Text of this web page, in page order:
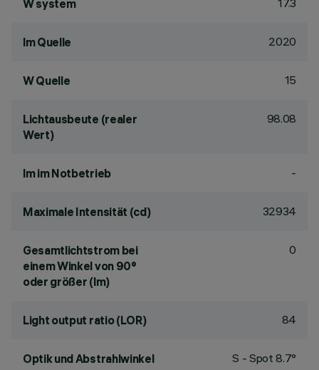
W system 17.3
lm Quelle 2020
W Quelle 15
Lichtausbeute (realer
Wert)
98.08
lm im Notbetrieb -
Maximale Intensität (cd) 32934
Gesamtlichtstrom bei
einem Winkel von 90°
oder größer (lm)
0
Light output ratio (LOR) 84
Optik und Abstrahlwinkel S - Spot 8.7°